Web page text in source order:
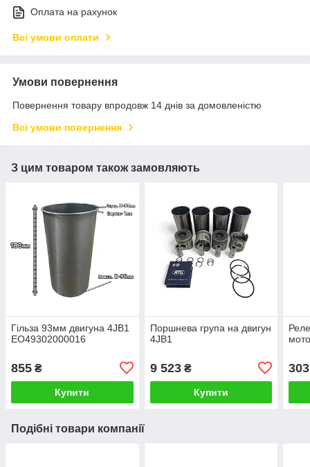
Оплата на рахунок
Всі умови оплати
Умови повернення
Повернення товару впродовж 14 днів за домовленістю
Всі умови повернення
З цим товаром також замовляють
Гільза 93мм двигуна 4JB1
EO49302000016
855 ₴
Купити
Поршнева група на двигун
4JB1
9 523₴
Купити
303
Подібні товари компанії